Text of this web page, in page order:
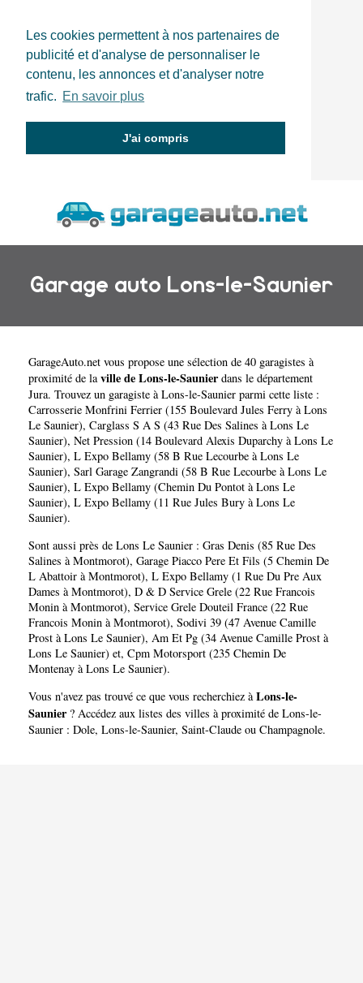
Les cookies permettent à nos partenaires de
publicité et d'analyse de personnaliser le
contenu, les annonces et d'analyser notre
trafic. En savoir plus
J'ai compris
Garage auto Lons-le-Saunier
GarageAuto.net vous propose une sélection de 40 garagistes à
proximité de laville de Lons-le-Saunierdans le département
Jura. Trouvez un garagiste à Lons-le-Saunier parmi cette liste :
Carrosserie Monfrini Ferrier (155 Boulevard Jules Ferry à Lons
Le Saunier), Carglass S A S (43 Rue Des Salines à Lons Le
Saunier), Net Pression (14 Boulevard Alexis Duparchy à Lons Le
Saunier), L Expo Bellamy (58 B Rue Lecourbe à Lons Le
Saunier), Sarl Garage Zangrandi (58 B Rue Lecourbe à Lons Le
Saunier), L Expo Bellamy (Chemin Du Pontot à Lons Le
Saunier), L Expo Bellamy (11 Rue Jules Bury à Lons Le
Saunier).
Sont aussi près de Lons Le Saunier : Gras Denis (85 Rue Des
Salines à Montmorot), Garage Piacco Pere Et Fils (5 Chemin De
L Abattoir à Montmorot), L Expo Bellamy (1 Rue Du Pre Aux
Dames à Montmorot), D & D Service Grele (22 Rue Francois
Monin à Montmorot), Service Grele Douteil France (22 Rue
Francois Monin à Montmorot), Sodivi 39 (47 Avenue Camille
Prost à Lons Le Saunier), Am Et Pg (34 Avenue Camille Prost à
Lons Le Saunier) et, Cpm Motorsport (235 Chemin De
Montenay à Lons Le Saunier).
Vous n'avez pas trouvé ce que vous recherchiez àLons-le-
Saunier? Accédez aux listes des villes à proximité de Lons-le-
Saunier : Dole, Lons-le-Saunier, Saint-Claude ou Champagnole.